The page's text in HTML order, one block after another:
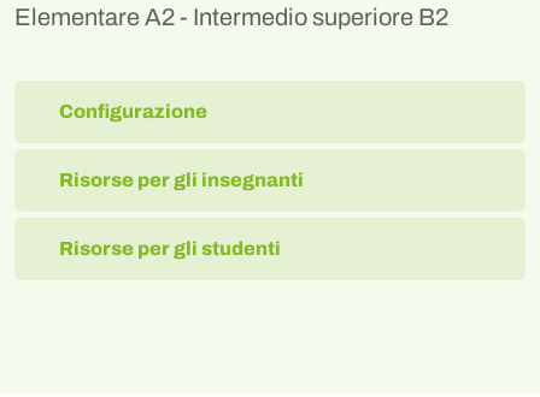
Elementare A2 - Intermedio superiore B2
Configurazione
Risorse per gli insegnanti
Risorse per gli studenti